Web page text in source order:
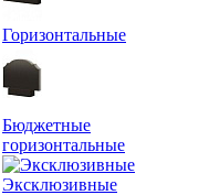
Горизонтальные
Бюджетные
горизонтальные
Эксклюзивные